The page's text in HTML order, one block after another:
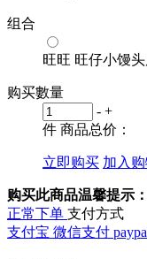
组合
旺旺 旺仔小馒头
购买數量
- +
件 商品总价：
立即购买 加入
购买此商品温馨提示：
正常下单 支付方式
支付宝 微信支付